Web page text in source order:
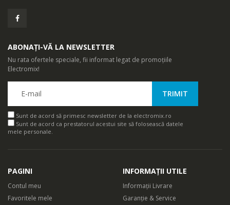
ABONAȚI-VĂ LA NEWSLETTER
Nu rata ofertele speciale, fii informat legat de promoțiile
Electromix!
Sunt de acord să primesc newsletter de la electromix.ro
Sunt de acord ca prestatorul acestui site să folosească datele
mele personale.
PAGINI
Contul meu
Favoritele mele
INFORMAȚII UTILE
Informații Livrare
Garanție & Service